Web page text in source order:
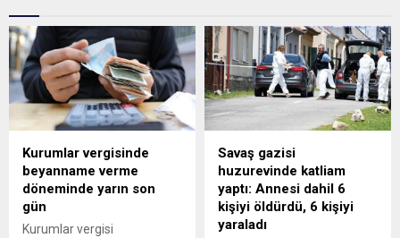
Kurumlar vergisinde
beyanname verme
döneminde yarın son
gün
Kurumlar vergisi
Savaş gazisi
huzurevinde katliam
yaptı: Annesi dahil 6
kişiyi öldürdü, 6 kişiyi
yaraladı